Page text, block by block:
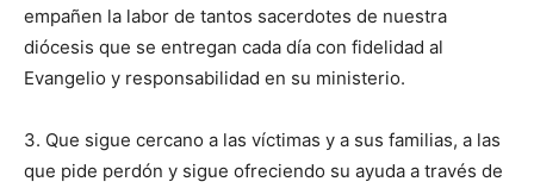
empañen la labor de tantos sacerdotes de nuestra
diócesis que se entregan cada día con fidelidad al
Evangelio y responsabilidad en su ministerio.
3. Que sigue cercano a las víctimas y a sus familias, a las
que pide perdón y sigue ofreciendo su ayuda a través de